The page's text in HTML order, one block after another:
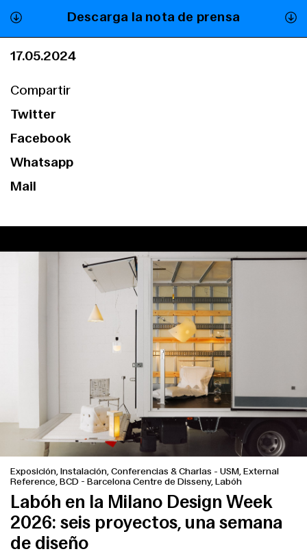
Descarga la nota de prensa
17.05.2024
Compartir
Twitter
Facebook
Whatsapp
Mail
Exposición, Instalación, Conferencias & Charlas - USM, External
Reference, BCD - Barcelona Centre de Disseny, Labóh
Labóh en la Milano Design Week
2026: seis proyectos, una semana
de diseño